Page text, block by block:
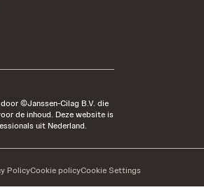
©Janssen-Cilag B.V. die
de inhoud. Deze website is
uit Nederland.
PolicyCookie policyCookie Settings